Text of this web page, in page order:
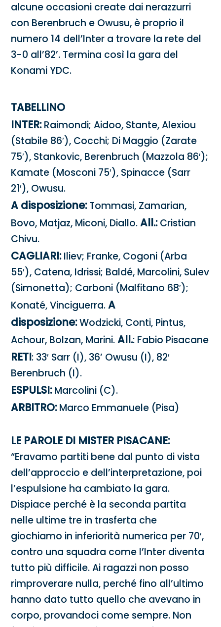
alcune occasioni create dai nerazzurri
con Berenbruch e Owusu, è proprio il
numero 14 dell’Inter a trovare la rete del
3-0 all’82’. Termina così la gara del
Konami YDC.
TABELLINO
INTER:Raimondi; Aidoo, Stante, Alexiou
(Stabile 86′), Cocchi; Di Maggio (Zarate
75′), Stankovic, Berenbruch (Mazzola 86′);
Kamate (Mosconi 75′), Spinacce (Sarr
21′), Owusu.
A disposizione:Tommasi, Zamarian,
Bovo, Matjaz, Miconi, Diallo.All.:Cristian
Chivu.
CAGLIARI:Iliev; Franke, Cogoni (Arba
55′), Catena, Idrissi; Baldé, Marcolini, Sulev
(Simonetta); Carboni (Malfitano 68′);
Konaté, Vinciguerra.A
disposizione:Wodzicki, Conti, Pintus,
Achour, Bolzan, Marini.All.: Fabio Pisacane
RETI: 33′ Sarr (I), 36’ Owusu (I), 82′
Berenbruch (I).
ESPULSI:Marcolini (C).
ARBITRO:Marco Emmanuele (Pisa)
LE PAROLE DI MISTER PISACANE:
“Eravamo partiti bene dal punto di vista
dell’approccio e dell’interpretazione, poi
l’espulsione ha cambiato la gara.
Dispiace perché è la seconda partita
nelle ultime tre in trasferta che
giochiamo in inferiorità numerica per 70′,
contro una squadra come l’Inter diventa
tutto più difficile. Ai ragazzi non posso
rimproverare nulla, perché fino all’ultimo
hanno dato tutto quello che avevano in
corpo, provandoci come sempre. Non